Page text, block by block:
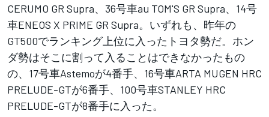
CERUMO GR Supra、36号車au TOM'S GR Supra、14号
車ENEOS X PRIME GR Supra。いずれも、昨年の
GT500でランキング上位に入ったトヨタ勢だ。ホン
ダ勢はそこに割って入ることはできなかったもの
の、17号車Astemoが4番手、16号車ARTA MUGEN HRC
PRELUDE-GTが6番手、100号車STANLEY HRC
PRELUDE-GTが8番手に入った。